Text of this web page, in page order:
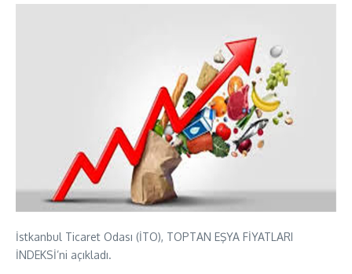
İstkanbul Ticaret Odası (İTO), TOPTAN EŞYA FİYATLARI
İNDEKSİ’ni açıkladı.